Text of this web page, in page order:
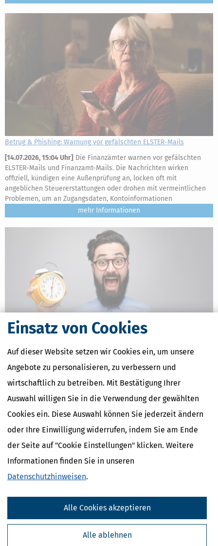
Einsatz von Cookies
Auf dieser Website setzen wir Cookies ein, um unsere
Angebote zu personalisieren, zu verbessern und
wirtschaftlich zu betreiben. Mit Bestätigung Ihrer
Auswahl willigen Sie in die Verwendung der gewählten
Cookies ein. Diese Auswahl können Sie jederzeit ändern
oder Ihre Einwilligung widerrufen, indem Sie am Ende
der Seite auf "Cookie Einstellungen" klicken. Weitere
Informationen finden Sie in unseren
Datenschutzhinweisen.
Alle ablehnen
Alle Cookies akzeptieren
Betrug & Phishing: Warnung vor gefälschten ELSTER-Mails
[14.07.2026, 15:04 Uhr] Die Finanzämter warnen vor gefälschten
ELSTER-Mails und Finanzamt-Mails. Die Nachrichten wirken
offiziell, kündigen eine Außenprüfung an, locken oft mit
angeblichen Steuererstattungen oder drohen mit vermeintlichen
Problemen, um an Zugangsdaten, Kontoinformationen
mehr
Steuererklärung für 2025: Abgabefrist endet am 31. Juli!
13.07.2026, 06:11 Uhr]Die Abgabefrist für die Steuererklärung
endet am 31. Juli. Eine automatische Fristverlängerung wie in den
Steuerberater oder Lohnsteuerhilfevereine beim Finanzamt
eingereicht werden. Die
mehr
Weitere News zum Thema
Passende Ratgeber